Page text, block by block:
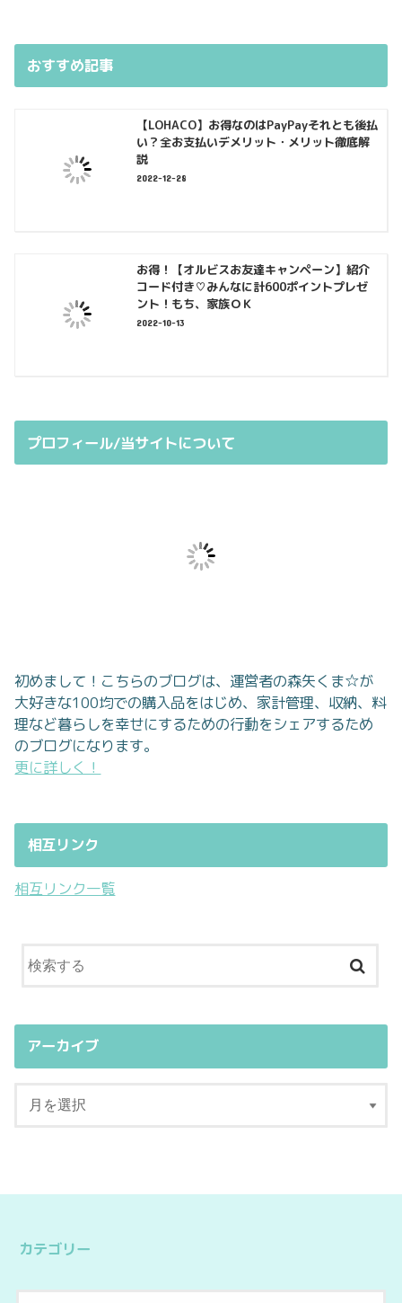
おすすめ記事
【LOHACO】お得なのはPayPayそれとも後払
い？全お支払いデメリット・メリット徹底解
説
2022-12-28
お得！【オルビスお友達キャンペーン】紹介
コード付き♡みんなに計600ポイントプレゼ
ント！もち、家族ＯＫ
2022-10-13
プロフィール/当サイトについて
初めまして！こちらのブログは、運営者の森矢くま☆が
大好きな100均での購入品をはじめ、家計管理、収納、料
理など暮らしを幸せにするための行動をシェアするため
のブログになります。
更に詳しく！
相互リンク
相互リンク一覧
アーカイブ
カテゴリー